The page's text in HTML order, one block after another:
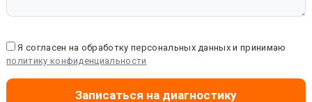
Я согласен на обработку персональных данных и принимаю
политику конфиденциальности